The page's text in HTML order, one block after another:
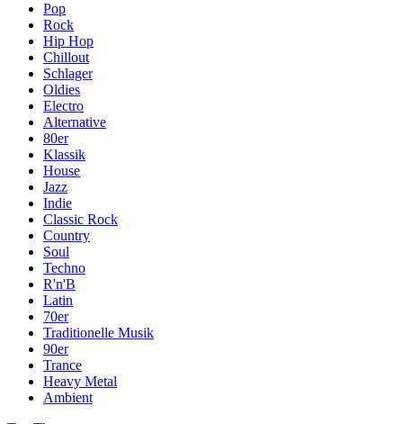
Pop
Rock
Hip Hop
Chillout
Schlager
Oldies
Electro
Alternative
80er
Klassik
House
Jazz
Indie
Classic Rock
Country
Soul
Techno
R'n'B
Latin
70er
Traditionelle Musik
90er
Trance
Heavy Metal
Ambient